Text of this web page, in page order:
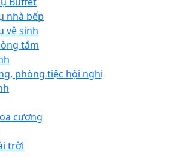
nhà bếp
vệ sinh
tắm
phòng tiệc hội nghị
cương
trời